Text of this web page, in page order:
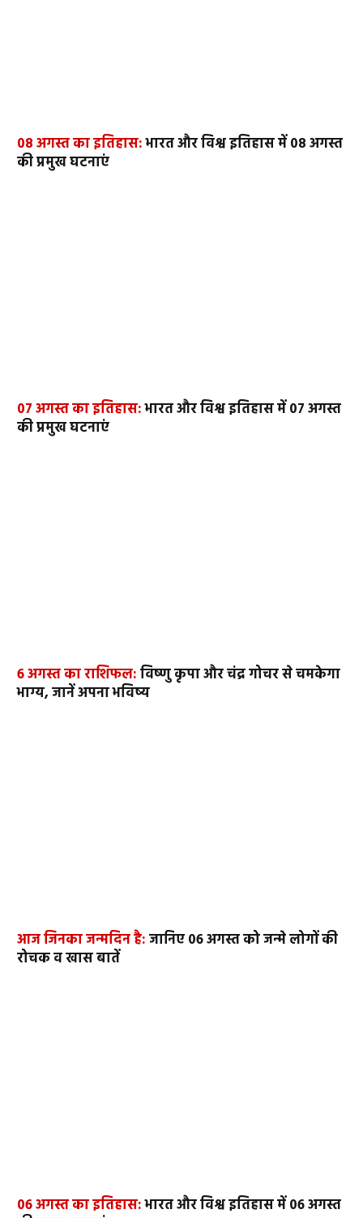
08 अगस्त का इतिहास:भारत और विश्व इतिहास में 08 अगस्त
की प्रमुख घटनाएं
07 अगस्त का इतिहास:भारत और विश्व इतिहास में 07 अगस्त
की प्रमुख घटनाएं
6 अगस्त का राशिफल:विष्णु कृपा और चंद्र गोचर से चमकेगा
भाग्य, जानें अपना भविष्य
आज जिनका जन्मदिन है:जानिए 06 अगस्त को जन्मे लोगों की
रोचक व खास बातें
06 अगस्त का इतिहास:भारत और विश्व इतिहास में 06 अगस्त